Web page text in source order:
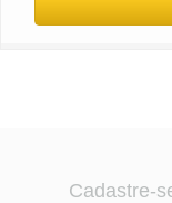
Cadastre-